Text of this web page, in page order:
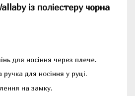
із поліестеру чорна
для носіння через плече.
для носіння у руці.
на замку.